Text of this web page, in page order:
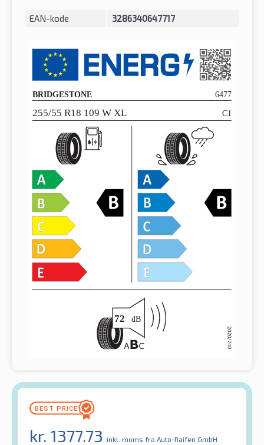
EAN-kode 3286340647717
kr. 1377.73 inkl. moms fra Auto-Raifen GmbH